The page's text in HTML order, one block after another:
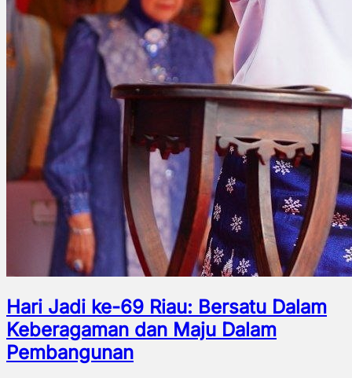
Hari Jadi ke-69 Riau: Bersatu Dalam
Keberagaman dan Maju Dalam
Pembangunan